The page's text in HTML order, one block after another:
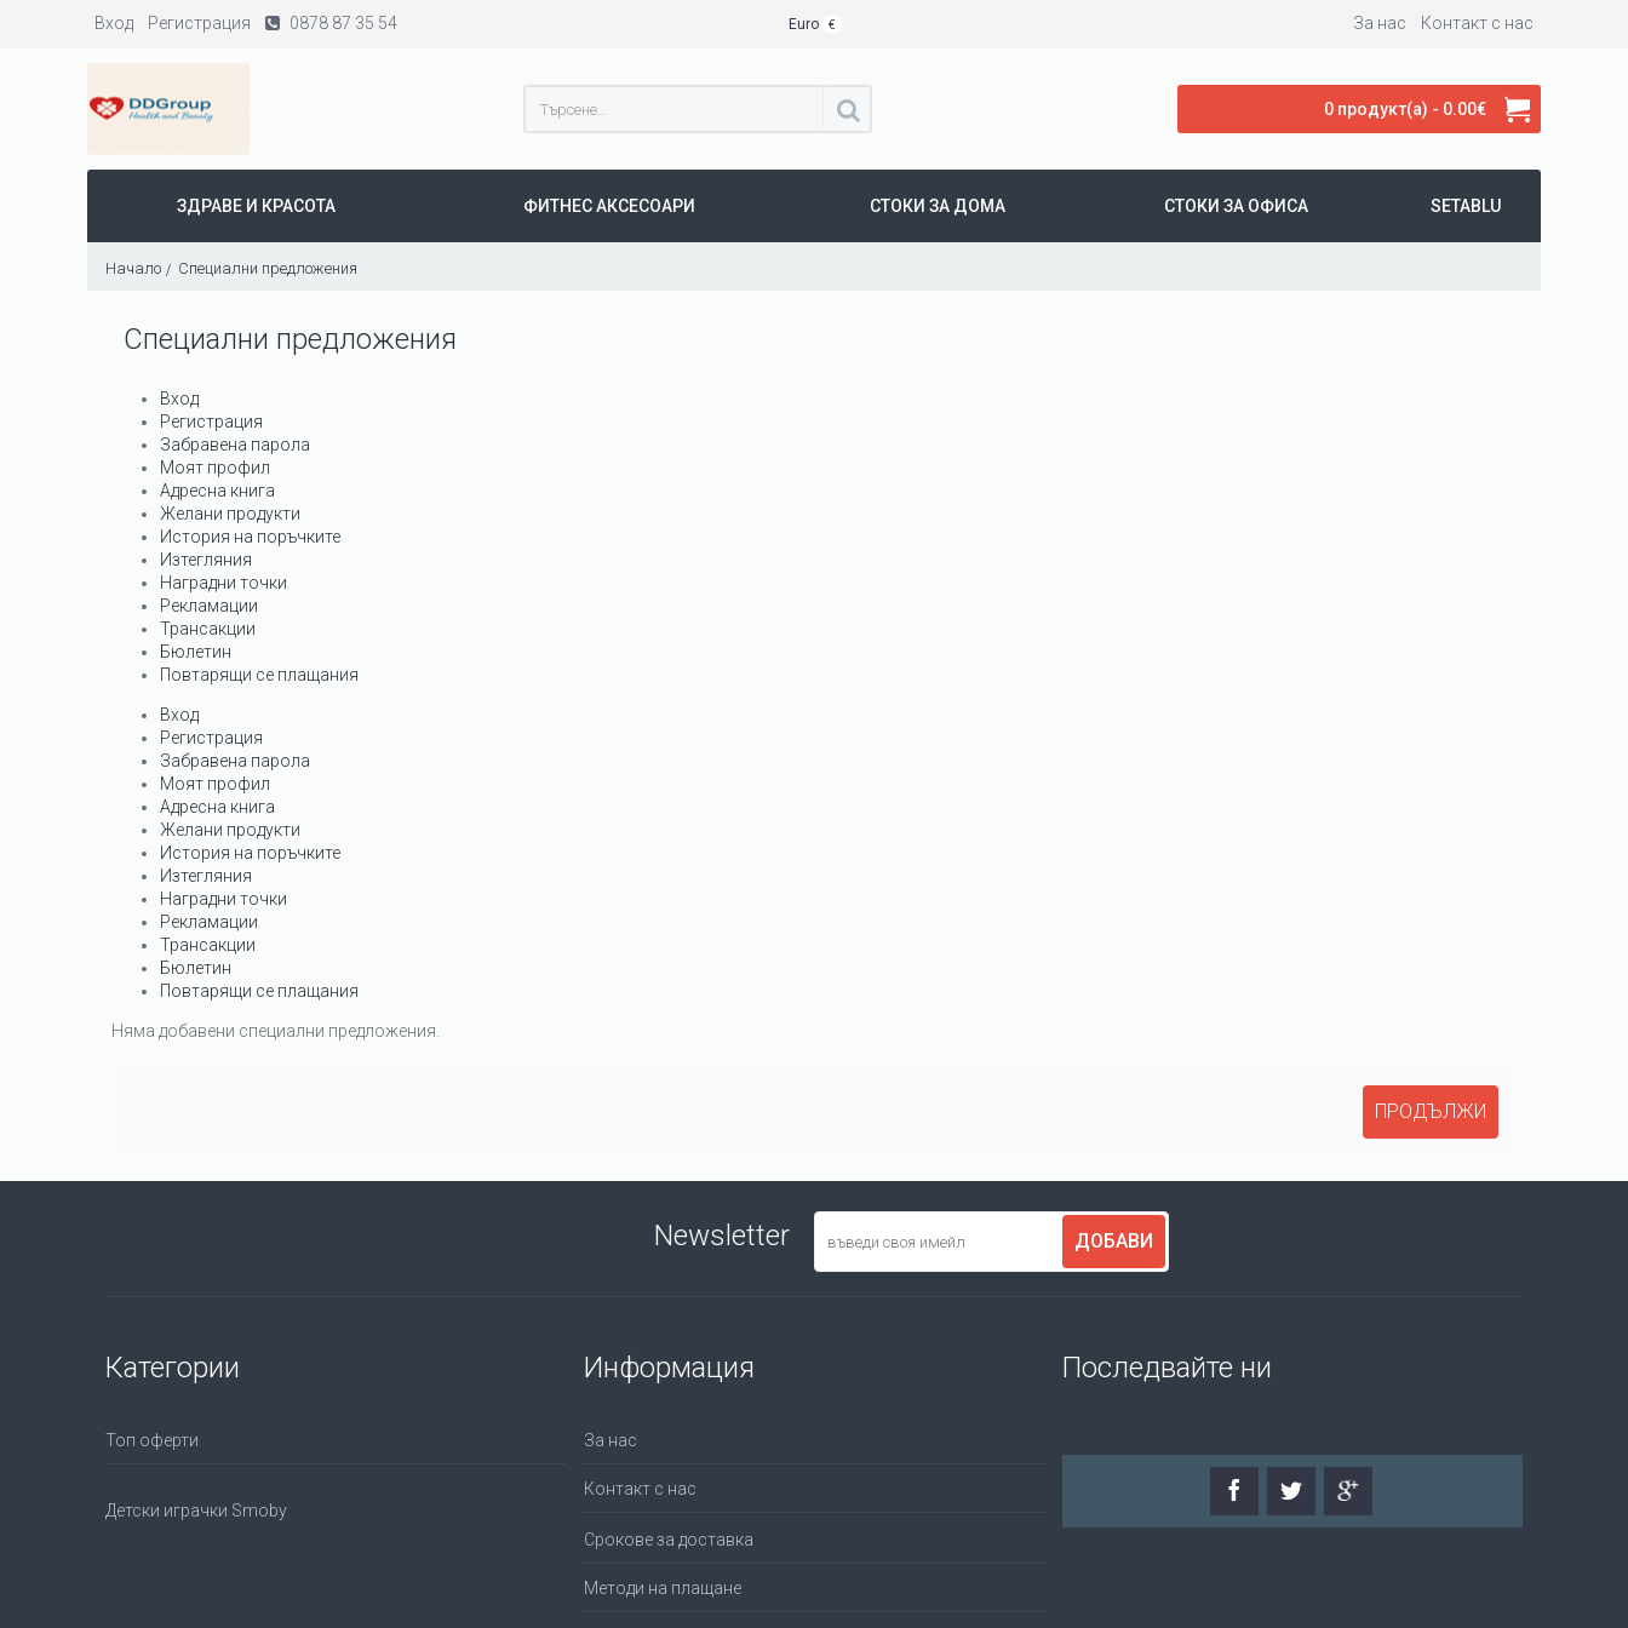
Вход Регистрация 0878 87 35 54 Euro € За нас Контакт с нас
0 продукт(а) - 0.00€
ЗДРАВЕ И КРАСОТА ФИТНЕС АКСЕСОАРИ СТОКИ ЗА ДОМА СТОКИ ЗА ОФИСА SETABLU
Начало Специални предложения
Специални предложения
Вход
Регистрация
Забравена парола
Моят профил
Адресна книга
Желани продукти
История на поръчките
Изтегляния
Наградни точки
Рекламации
Трансакции
Бюлетин
Повтарящи се плащания
Вход
Регистрация
Забравена парола
Моят профил
Адресна книга
Желани продукти
История на поръчките
Изтегляния
Наградни точки
Рекламации
Трансакции
Бюлетин
Повтарящи се плащания
Няма добавени специални предложения.
ПРОДЪЛЖИ
Newsletter ДОБАВИ
Категории
Топ оферти
Детски играчки Smoby
Информация
За нас
Контакт с нас
Срокове за доставка
Методи на плащане
Последвайте ни